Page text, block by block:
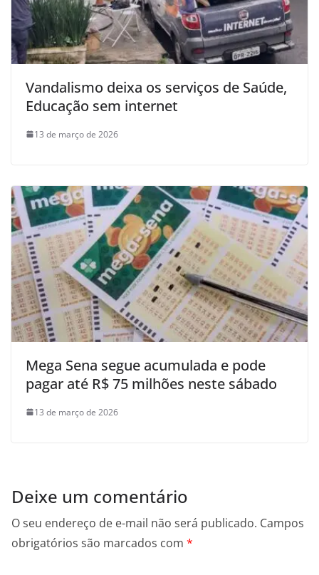
Vandalismo deixa os serviços de Saúde,
Educação sem internet
13 de março de 2026
Mega Sena segue acumulada e pode
pagar até R$ 75 milhões neste sábado
13 de março de 2026
Deixe um comentário
O seu endereço de e-mail não será publicado. Campos
obrigatórios são marcados com *